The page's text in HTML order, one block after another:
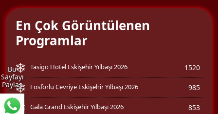
Bu
Sayfayı
Paylaş
En Çok Görüntülenen
Programlar
Tasigo Hotel Eskişehir Yılbaşı 2026 1520
Fosforlu Cevriye Eskişehir Yılbaşı 2026 985
Gala Grand Eskişehir Yılbaşı 2026 853